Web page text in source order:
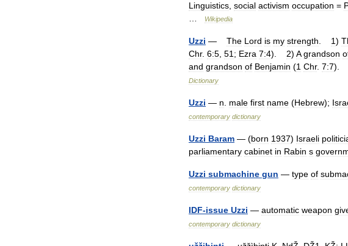
Linguistics social activism occupation =
Wikipedia
Uzzi — The Lord is my strength 1)
Chr. 6:5 51 ; Ezra 7:4). 2) A grandson
and grandson of Benjamin (1 Chr. 7:7).
Dictionary
Uzzi — n male first name (Hebrew);
contemporary dictionary
Uzzi Baram — (born 1937) Israeli
parliamentary cabinet in Rabin s
Uzzi submachine gun — type of
contemporary dictionary
IDF-issue Uzzi — automatic weapon
contemporary dictionary